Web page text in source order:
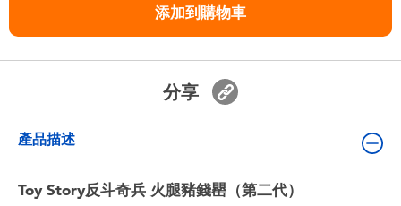
添加到購物車
分享
產品描述
Toy Story反斗奇兵 火腿豬錢罌（第二代）